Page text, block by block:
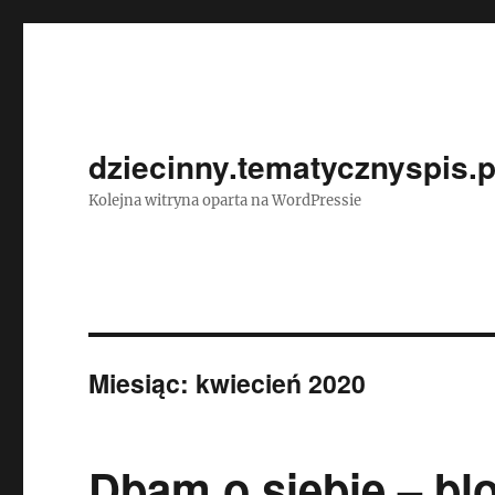
Kolejna witryna oparta na WordPressie
Miesiąc: kwiecień 2020